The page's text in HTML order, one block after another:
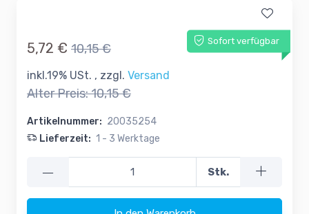
Sofort verfügbar
5,72 € 10,15 €
inkl.19% USt. , zzgl. Versand
Alter Preis:10,15 €
Artikelnummer: 20035254
Lieferzeit: 1 - 3 Werktage
— Stk.